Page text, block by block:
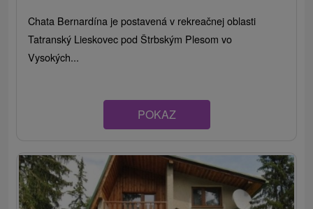
Chata Bernardína je postavená v rekreačnej oblasti
Tatranský Lieskovec pod Štrbským Plesom vo
Vysokých...
POKAZ